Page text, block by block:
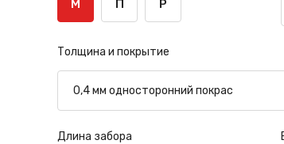
М П Р
Толщина и покрытие
Длина забора